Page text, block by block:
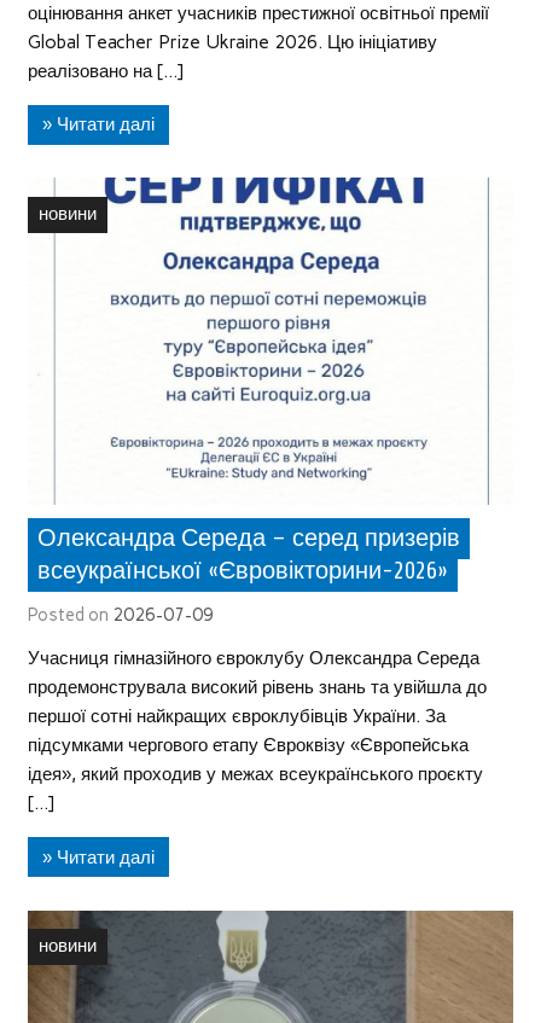
оцінювання анкет учасників престижної освітньої премії
Global Teacher Prize Ukraine 2026. Цю ініціативу
реалізовано на […]
» Читати далі
новини
Олександра Середа – серед призерів
всеукраїнської «Євровікторини-2026»
Posted on 2026-07-09
Учасниця гімназійного євроклубу Олександра Середа
продемонструвала високий рівень знань та увійшла до
першої сотні найкращих євроклубівців України. За
підсумками чергового етапу Євроквізу «Європейська
ідея», який проходив у межах всеукраїнського проєкту
[…]
» Читати далі
новини